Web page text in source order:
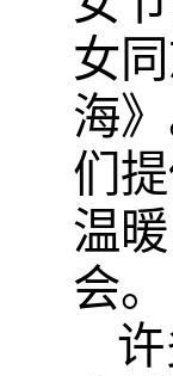
女
海
们
温
会。